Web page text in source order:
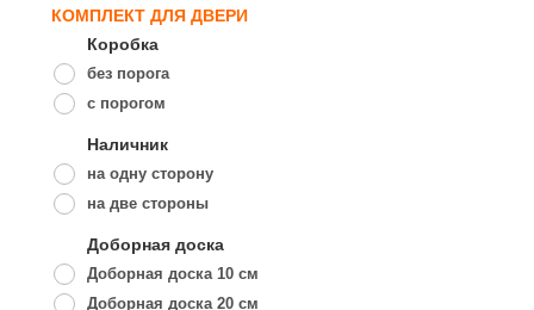
КОМПЛЕКТ ДЛЯ ДВЕРИ
Коробка
без порога
с порогом
Наличник
на одну сторону
на две стороны
Доборная доска
Доборная доска 10 см
Доборная доска 20 см